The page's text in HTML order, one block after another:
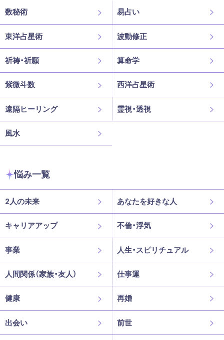
数秘術 易占い
東洋占星術 波動修正
祈祷・祈願 算命学
紫微斗数 西洋占星術
遠隔ヒーリング 霊視・透視
風水
悩み一覧
2人の未来 あなたを好きな人
キャリアアップ 不倫・浮気
事業 人生・スピリチュアル
人間関係（家族・友人） 仕事運
健康 再婚
出会い 前世